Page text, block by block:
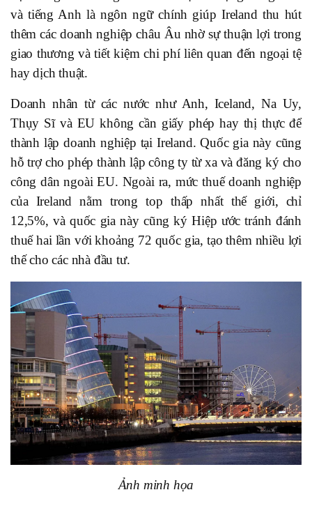
và tiếng Anh là ngôn ngữ chính giúp Ireland thu hút
thêm các doanh nghiệp châu Âu nhờ sự thuận lợi trong
giao thương và tiết kiệm chi phí liên quan đến ngoại tệ
hay dịch thuật.
Doanh nhân từ các nước như Anh, Iceland, Na Uy,
Thụy Sĩ và EU không cần giấy phép hay thị thực để
thành lập doanh nghiệp tại Ireland. Quốc gia này cũng
hỗ trợ cho phép thành lập công ty từ xa và đăng ký cho
công dân ngoài EU. Ngoài ra, mức thuế doanh nghiệp
của Ireland nằm trong top thấp nhất thế giới, chỉ
12,5%, và quốc gia này cũng ký Hiệp ước tránh đánh
thuế hai lần với khoảng 72 quốc gia, tạo thêm nhiều lợi
thế cho các nhà đầu tư.
Ảnh minh họa